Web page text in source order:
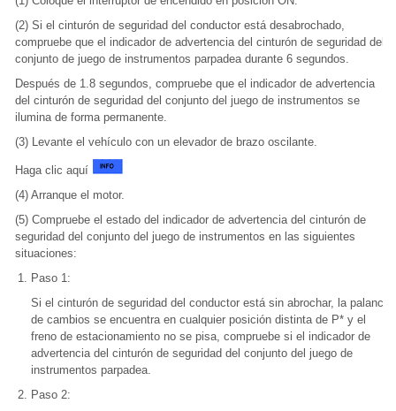
(2) Si el cinturón de seguridad del conductor está desabrochado,
compruebe que el indicador de advertencia del cinturón de seguridad del
conjunto de juego de instrumentos parpadea durante 6 segundos.
Después de 1.8 segundos, compruebe que el indicador de advertencia
del cinturón de seguridad del conjunto del juego de instrumentos se
ilumina de forma permanente.
(3) Levante el vehículo con un elevador de brazo oscilante.
Haga clic aquí
(4) Arranque el motor.
(5) Compruebe el estado del indicador de advertencia del cinturón de
seguridad del conjunto del juego de instrumentos en las siguientes
situaciones:
Paso 1:
Si el cinturón de seguridad del conductor está sin abrochar, la palanca
de cambios se encuentra en cualquier posición distinta de P* y el
freno de estacionamiento no se pisa, compruebe si el indicador de
advertencia del cinturón de seguridad del conjunto del juego de
instrumentos parpadea.
Paso 2: